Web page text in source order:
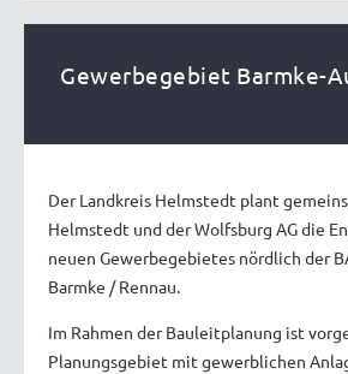
Gewerbegebiet Barmke-
Der Landkreis Helmstedt plant
Helmstedt und der Wolfsburg AG die
neuen Gewerbegebietes nördlich der
Barmke / Rennau.
Im Rahmen der Bauleitplanung ist
Planungsgebiet mit gewerblichen